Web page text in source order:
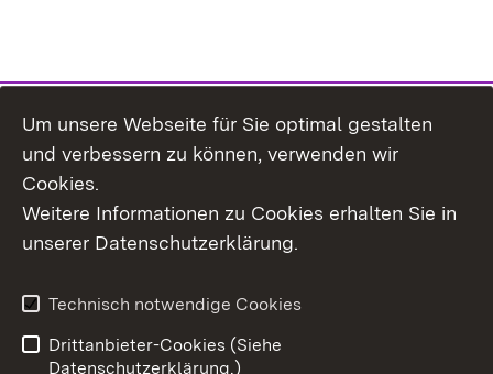
Erklärung zur
Benutzungshinweise
Um unsere Webseite für Sie optimal gestalten
und verbessern zu können, verwenden wir
Cookies.
Weitere Informationen zu Cookies erhalten Sie in
unserer Datenschutzerklärung.
Technisch notwendige Cookies
Drittanbieter-Cookies (Siehe
Datenschutzerklärung.)